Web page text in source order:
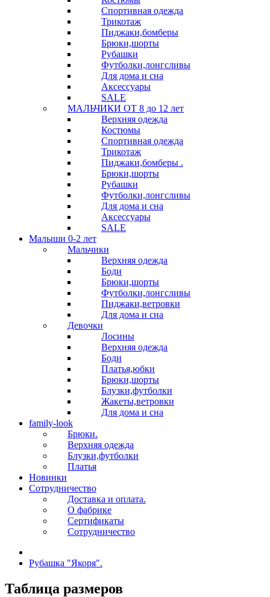
Спортивная одежда
Трикотаж
Пиджаки,бомберы
Брюки,шорты
Рубашки
Футболки,лонгсливы
Для дома и сна
Аксессуары
SALE
МАЛЬЧИКИ ОТ 8 до 12 лет
Верхняя одежда
Костюмы
Спортивная одежда
Трикотаж
Пиджаки,бомберы .
Брюки,шорты
Рубашки
Футболки,лонгсливы
Для дома и сна
Аксессуары
SALE
Малыши 0-2 лет
Мальчики
Верхняя одежда
Боди
Брюки,шорты
Футболки,лонгсливы
Пиджаки,ветровки
Для дома и сна
Девочки
Лосины
Верхняя одежда
Боди
Платья,юбки
Брюки,шорты
Блузки,футболки
Жакеты,ветровки
Для дома и сна
family-look
Брюки.
Верхняя одежда
Блузки,футболки
Платья
Новинки
Сотрудничество
Доставка и оплата.
О фабрике
Сертификаты
Сотрудничество
Рубашка "Якоря".
Таблица размеров